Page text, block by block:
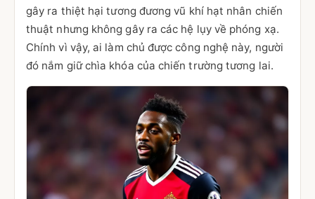
gây ra thiệt hại tương đương vũ khí hạt nhân chiến
thuật nhưng không gây ra các hệ lụy về phóng xạ.
Chính vì vậy, ai làm chủ được công nghệ này, người
đó nắm giữ chìa khóa của chiến trường tương lai.